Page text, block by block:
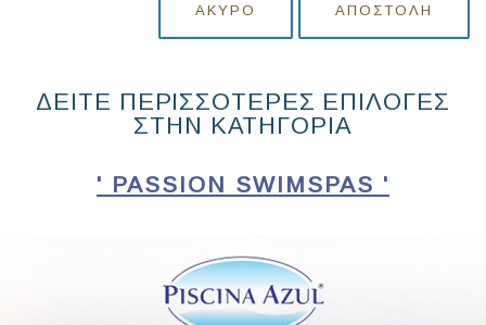
ΆΚΥΡΟ ΑΠΟΣΤΟΛΉ
ΔΕΙΤΕ ΠΕΡΙΣΣΟΤΕΡΕΣ ΕΠΙΛΟΓΕΣ
ΣΤΗΝ ΚΑΤΗΓΟΡΙΑ
' PASSION SWIMSPAS '